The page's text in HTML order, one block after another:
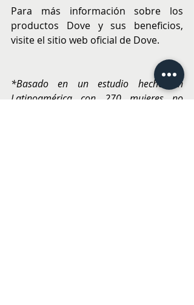
Para más información sobre los
productos Dove y sus beneficios,
visite el sitio web oficial de Dove.
*Basado en un estudio hecho en
Latinoamérica con 270 mujeres no